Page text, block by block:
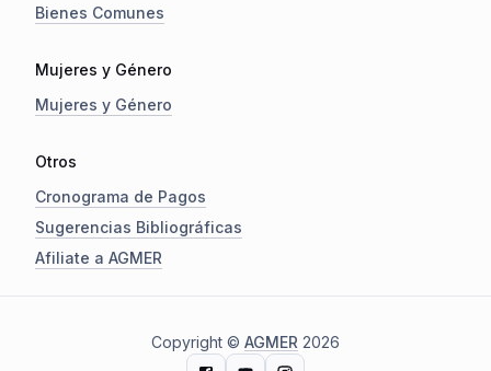
Bienes Comunes
Mujeres y Género
Mujeres y Género
Otros
Cronograma de Pagos
Sugerencias Bibliográficas
Afiliate a AGMER
Copyright © AGMER 2026